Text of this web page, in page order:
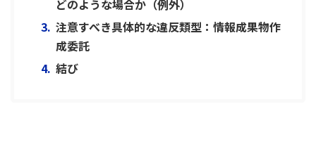
どのような場合か（例外）
注意すべき具体的な違反類型：情報成果物作
成委託
結び